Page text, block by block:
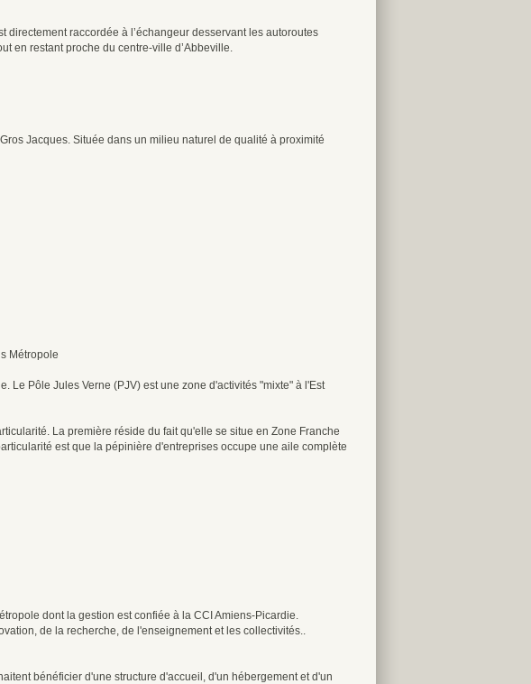
directement raccordée à l’échangeur desservant les autoroutes
en restant proche du centre-ville d’Abbeville.
Jacques. Située dans un milieu naturel de qualité à proximité
Métropole
Le Pôle Jules Verne (PJV) est une zone d'activités "mixte" à l'Est
La première réside du fait qu'elle se situe en Zone Franche
est que la pépinière d'entreprises occupe une aile complète
dont la gestion est confiée à la CCI Amiens-Picardie.
de la recherche, de l'enseignement et les collectivités..
bénéficier d'une structure d'accueil, d'un hébergement et d'un